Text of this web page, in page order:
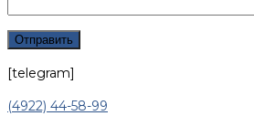
[telegram]
(4922) 44-58-99